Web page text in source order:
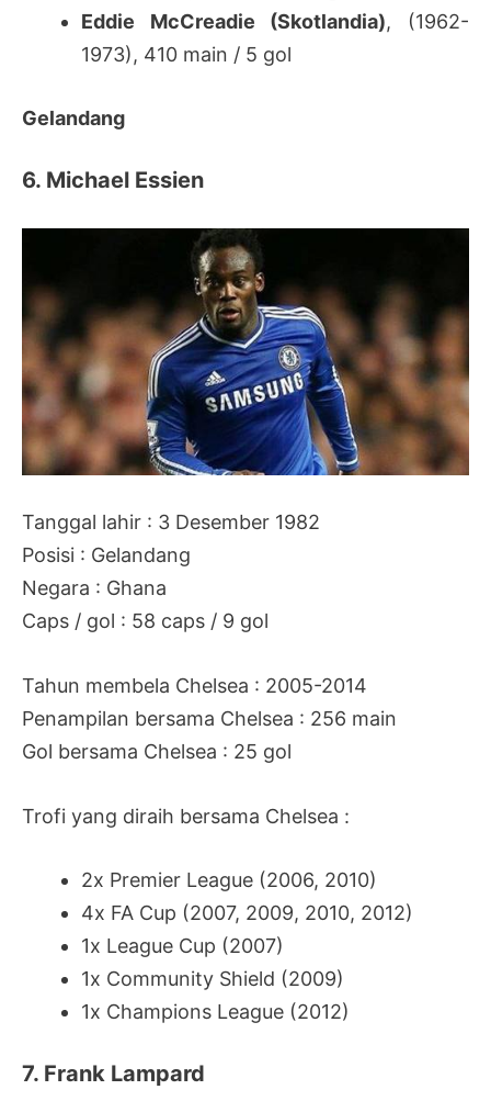
Eddie McCreadie (Skotlandia), (1962-
1973), 410 main / 5 gol
Gelandang
6. Michael Essien
Tanggal lahir : 3 Desember 1982
Posisi : Gelandang
Negara : Ghana
Caps / gol : 58 caps / 9 gol
Tahun membela Chelsea : 2005-2014
Penampilan bersama Chelsea : 256 main
Gol bersama Chelsea : 25 gol
Trofi yang diraih bersama Chelsea :
2x Premier League (2006, 2010)
4x FA Cup (2007, 2009, 2010, 2012)
1x League Cup (2007)
1x Community Shield (2009)
1x Champions League (2012)
7. Frank Lampard